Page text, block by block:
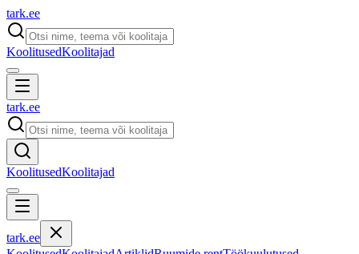
tark.ee
KoolitusedKoolitajad
tark.ee
KoolitusedKoolitajad
tark.ee